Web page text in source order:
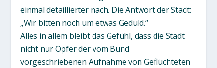
einmal detaillierter nach. Die Antwort der Stadt:
„Wir bitten noch um etwas Geduld.“
Alles in allem bleibt das Gefühl, dass die Stadt
nicht nur Opfer der vom Bund
vorgeschriebenen Aufnahme von Geflüchteten